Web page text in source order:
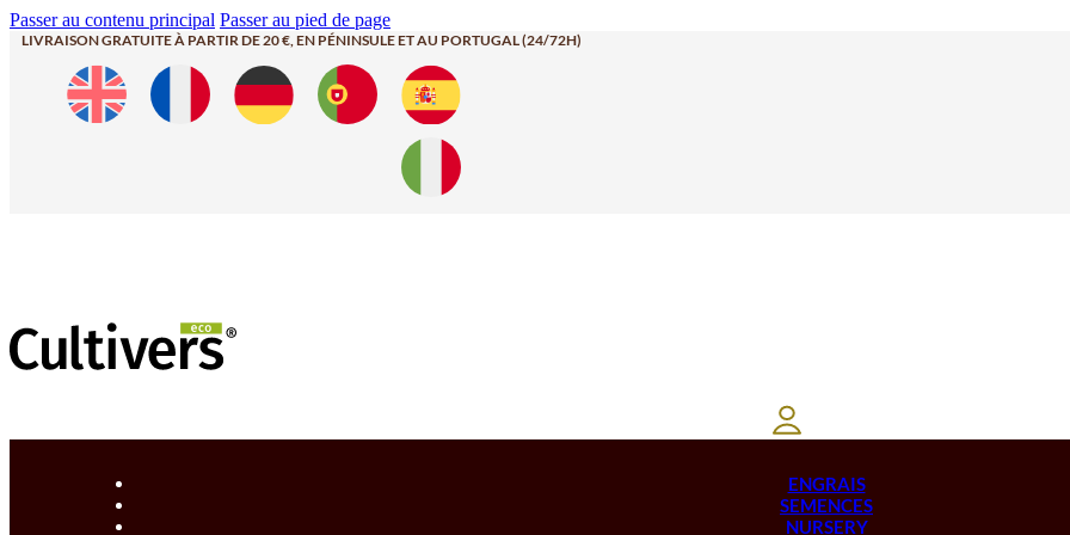
Passer au contenu principal Passer au pied de page
LIVRAISON GRATUITE À PARTIR DE 20 €, EN PÉNINSULE ET AU PORTUGAL (24/72H)
ENGRAIS
SEMENCES
NURSERY